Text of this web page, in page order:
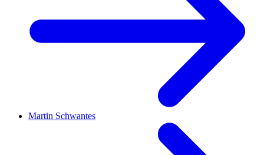
Martin Schwantes